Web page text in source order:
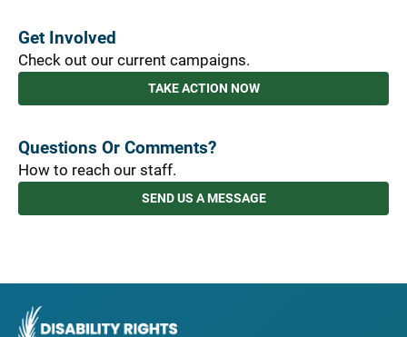
Get Involved
Check out our current campaigns.
TAKE ACTION NOW
Questions Or Comments?
How to reach our staff.
SEND US A MESSAGE